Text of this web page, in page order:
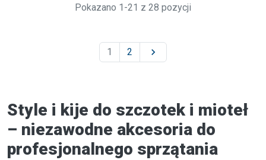
Pokazano 1-21 z 28 pozycji
1 2 
Style i kije do szczotek i mioteł
– niezawodne akcesoria do
profesjonalnego sprzątania